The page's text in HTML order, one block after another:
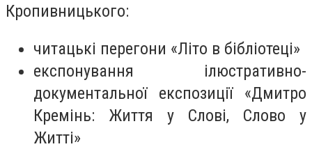
Кропивницького:
читацькі перегони «Літо в бібліотеці»
експонування ілюстративно-
документальної експозиції «Дмитро
Кремінь: Життя у Слові, Слово у
Житті»